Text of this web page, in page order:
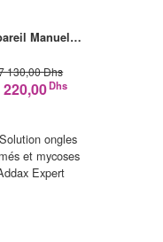
Manuel…
130,00 Dhs
220,00Dhs